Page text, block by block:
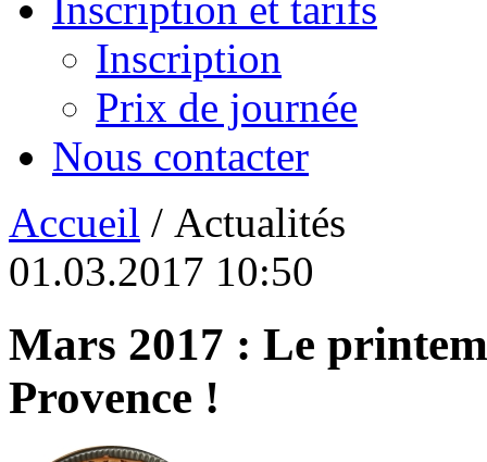
Inscription
Prix de journée
Nous contacter
Accueil / Actualités
01.03.2017 10:50
Mars 2017 : Le
Provence !